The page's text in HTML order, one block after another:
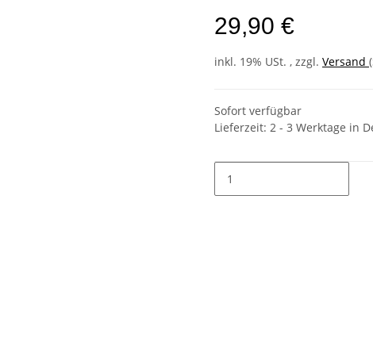
29,90 €
inkl. 19% USt. , zzgl. Versand
Sofort verfügbar
Lieferzeit: 2 - 3 Werktage in